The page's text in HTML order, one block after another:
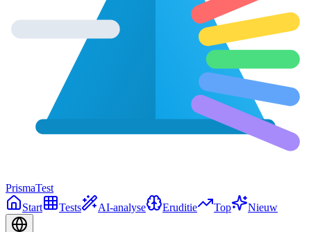
PrismaTest
Start
Tests AI-analyse Eruditie Top Nieuw